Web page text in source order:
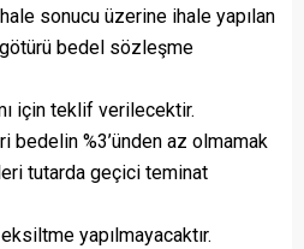
sonucu üzerine ihale yapılan
bedel sözleşme
için teklif verilecektir.
%3’ünden az olmamak
tutarda geçici teminat
yapılmayacaktır.